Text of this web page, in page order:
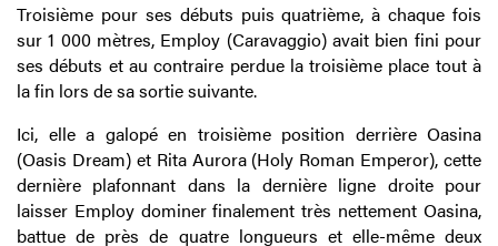
Troisième pour ses débuts puis quatrième, à chaque fois
sur 1 000 mètres, Employ (Caravaggio) avait bien fini pour
ses débuts et au contraire perdue la troisième place tout à
la fin lors de sa sortie suivante.
Ici, elle a galopé en troisième position derrière Oasina
(Oasis Dream) et Rita Aurora (Holy Roman Emperor), cette
dernière plafonnant dans la dernière ligne droite pour
laisser Employ dominer finalement très nettement Oasina,
battue de près de quatre longueurs et elle-même deux